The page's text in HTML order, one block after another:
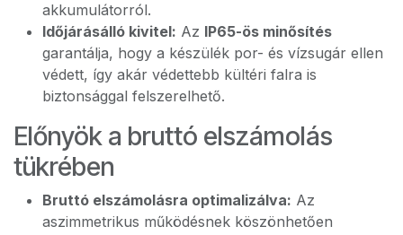
akkumulátorról.
Időjárásálló kivitel: Az IP65-ös minősítés
garantálja, hogy a készülék por- és vízsugár ellen
védett, így akár védettebb kültéri falra is
biztonsággal felszerelhető.
Előnyök a bruttó elszámolás
tükrében
Bruttó elszámolásra optimalizálva: Az
aszimmetrikus működésnek köszönhetően